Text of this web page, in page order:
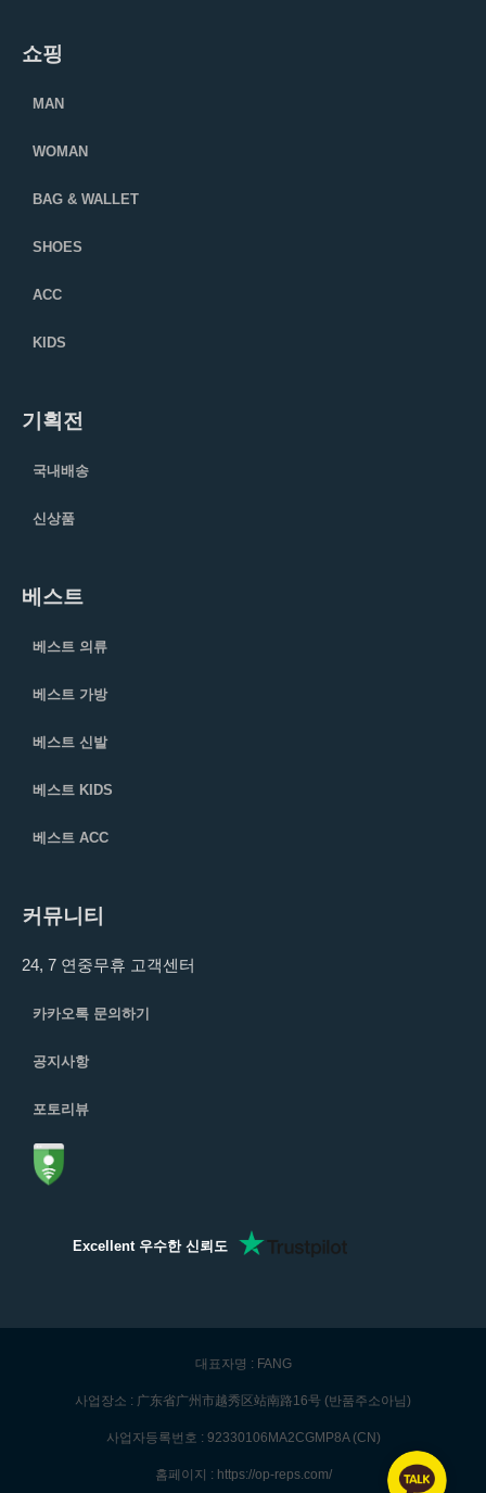
쇼핑
MAN
WOMAN
BAG & WALLET
SHOES
ACC
KIDS
기획전
국내배송
신상품
베스트
베스트 의류
베스트 가방
베스트 신발
베스트 KIDS
베스트 ACC
커뮤니티
24, 7 연중무휴 고객센터
카카오톡 문의하기
공지사항
포토리뷰
Excellent 우수한 신뢰도
대표자명 : FANG
사업장소 : 广东省广州市越秀区站南路16号 (반품주소아님)
사업자등록번호 : 92330106MA2CGMP8A (CN)
홈페이지 : https://op-reps.com/